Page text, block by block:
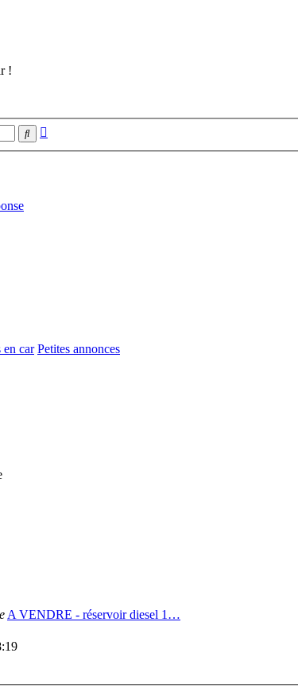
!
Rechercher
en car Petites annonces
A VENDRE - réservoir diesel 1…